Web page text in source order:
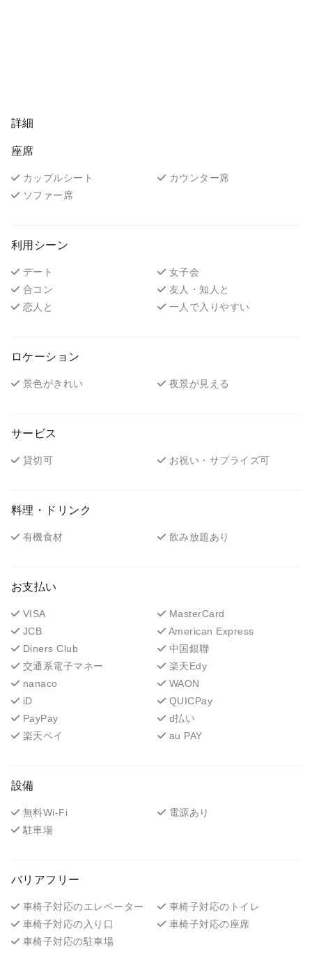
詳細
座席
カップルシート
カウンター席
ソファー席
利用シーン
デート
女子会
合コン
友人・知人と
恋人と
一人で入りやすい
ロケーション
景色がきれい 夜景が見える
サービス
貸切可 お祝い・サプライズ可
料理・ドリンク
有機食材 飲み放題あり
お支払い
VISA
MasterCard
JCB
American Express
Diners Club
中国銀聯
交通系電子マネー
楽天Edy
nanaco
WAON
iD
QUICPay
PayPay
d払い
楽天ペイ
au PAY
設備
無料Wi-Fi
電源あり
駐車場
バリアフリー
車椅子対応のエレベーター
車椅子対応のトイレ
車椅子対応の入り口
車椅子対応の座席
車椅子対応の駐車場